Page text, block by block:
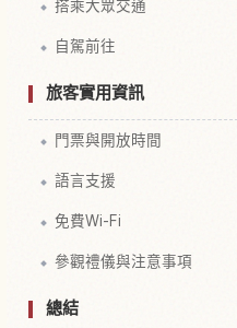
搭乘大眾交通
自駕前往
旅客實用資訊
門票與開放時間
語言支援
免費Wi-Fi
參觀禮儀與注意事項
總結